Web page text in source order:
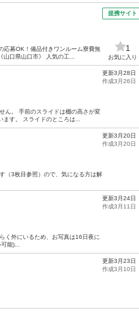
応募OK！備品付きワンルーム寮費無
口県山口市》 人気の工...
提携サイト
1
お気に入り
ん。 手前のスライドは棚の高さが変
す。 スライドのところは...
更新3月28日
作成3月26日
（3枚目参照）ので、気になる方は解
更新3月20日
作成3月20日
く外にいるため、お写真は16日夜に
能)...
更新3月24日
作成3月11日
更新3月23日
作成3月10日